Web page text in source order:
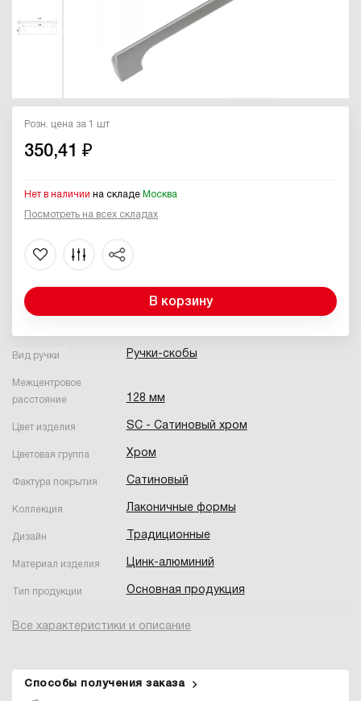
Вид ручки Ручки-скобы
Межцентровое
расстояние
128 мм
Цвет изделия SC - Сатиновый хром
Цветовая группа Хром
Фактура покрытия Сатиновый
Коллекция Лаконичные формы
Дизайн Традиционные
Материал изделия Цинк-алюминий
Тип продукции Основная продукция
Все характеристики и описание
Розн. цена за 1 шт
350,41 ₽
Нет в наличии на складе Москва
Посмотреть на всех складах
В корзину
Способы получения заказа